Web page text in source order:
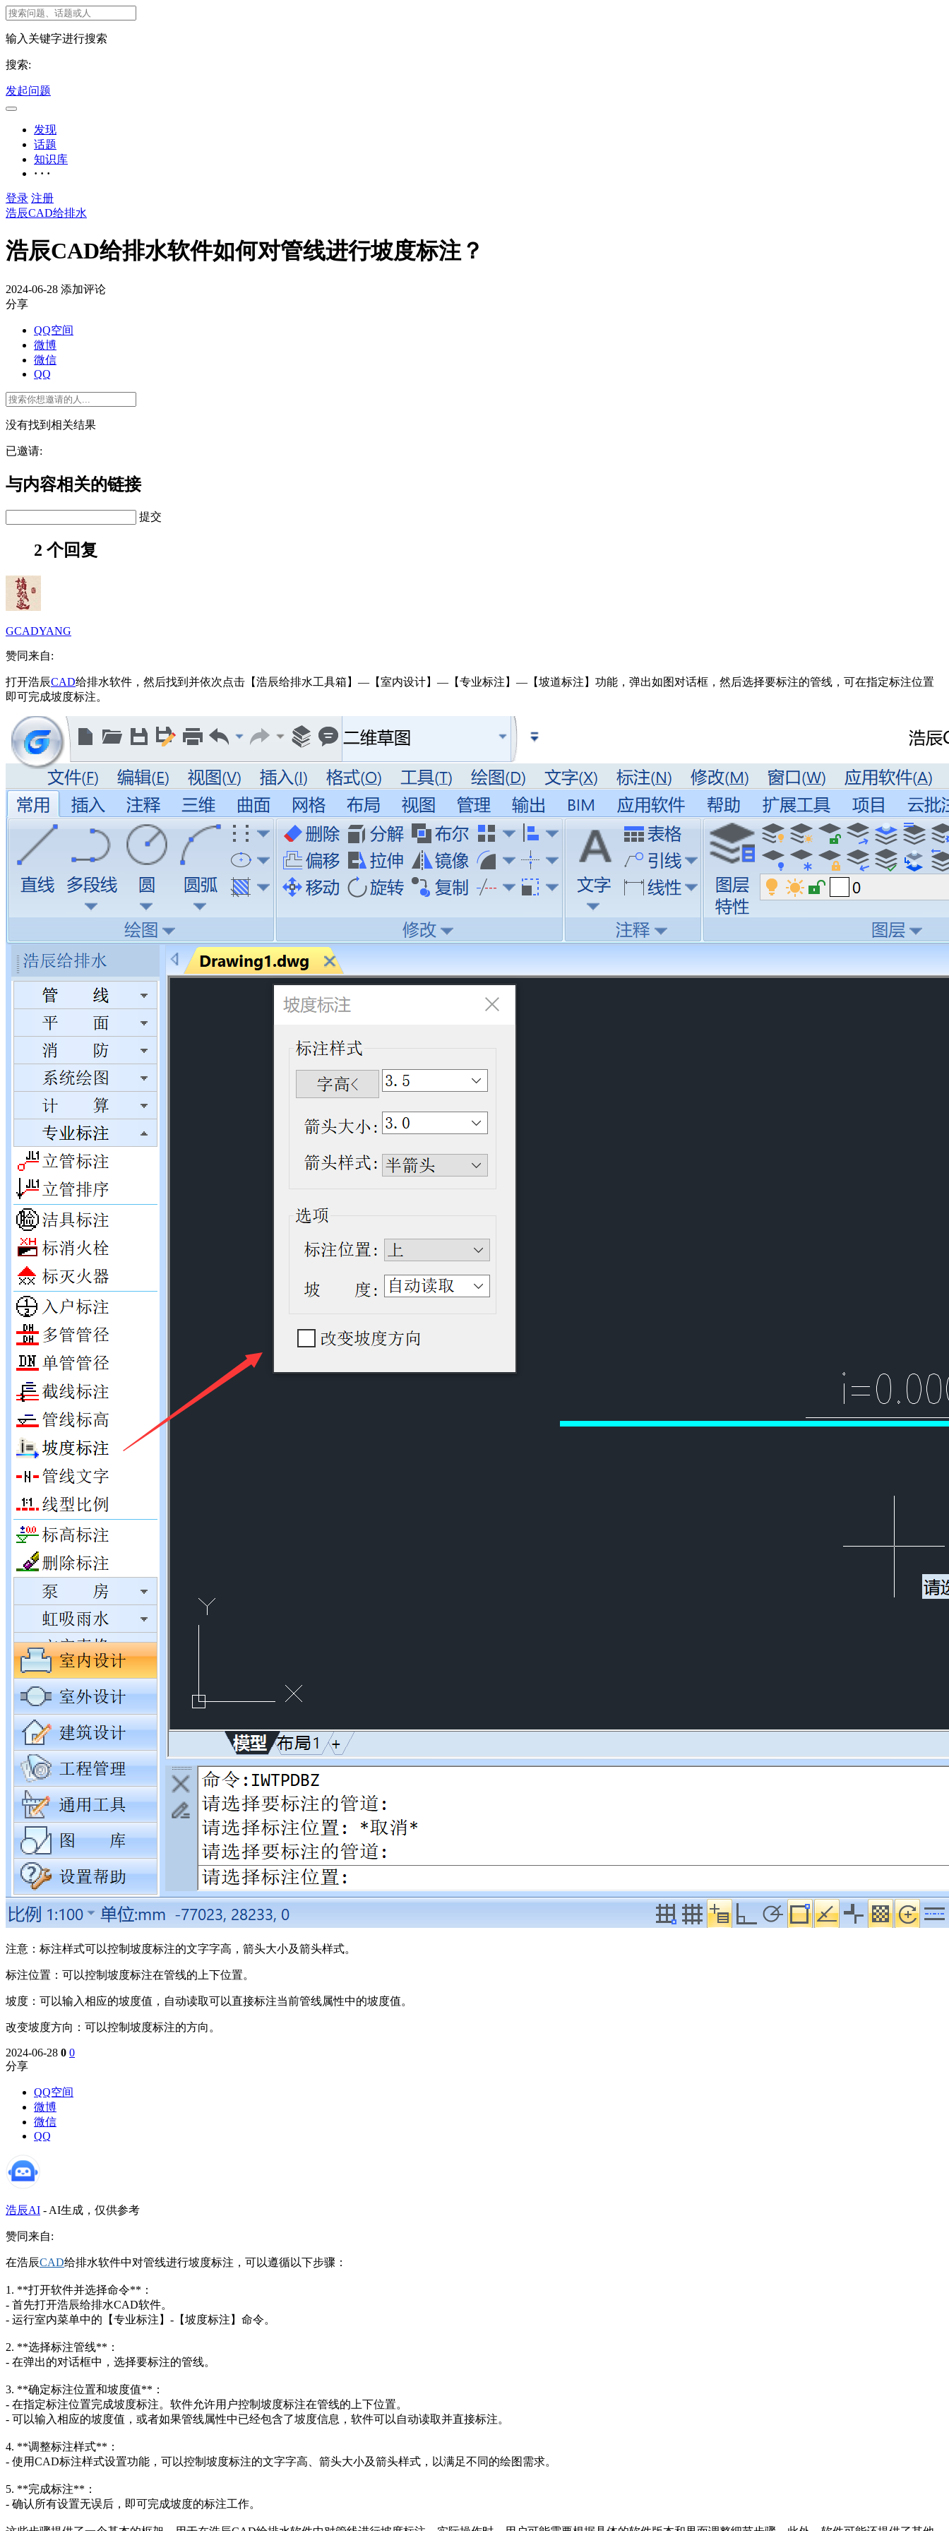
输入关键字进行搜索
搜索:
发起问题
发现
话题
知识库
· · ·
登录 注册
浩辰CAD给排水
浩辰CAD给排水软件如何对管线进行坡度标注？
2024-06-28 添加评论
分享
QQ空间
微博
微信
QQ
没有找到相关结果
已邀请:
与内容相关的链接
提交
2 个回复
GCADYANG
赞同来自:
打开浩辰CAD给排水软件，然后找到并依次点击【浩辰给排水工具箱】—【室内设计】—【专业标注】—【坡道标注】功能，弹出如图对话框，然后选择要标注的管线，可在指定标注位置
即可完成坡度标注。
注意：标注样式可以控制坡度标注的文字字高，箭头大小及箭头样式。
标注位置：可以控制坡度标注在管线的上下位置。
坡度：可以输入相应的坡度值，自动读取可以直接标注当前管线属性中的坡度值。
改变坡度方向：可以控制坡度标注的方向。
2024-06-28 0 0
分享
QQ空间
微博
微信
QQ
浩辰AI - AI生成，仅供参考
赞同来自:
在浩辰CAD给排水软件中对管线进行坡度标注，可以遵循以下步骤：
1. **打开软件并选择命令**：
- 首先打开浩辰给排水CAD软件。
- 运行室内菜单中的【专业标注】-【坡度标注】命令。
2. **选择标注管线**：
- 在弹出的对话框中，选择要标注的管线。
3. **确定标注位置和坡度值**：
- 在指定标注位置完成坡度标注。软件允许用户控制坡度标注在管线的上下位置。
- 可以输入相应的坡度值，或者如果管线属性中已经包含了坡度信息，软件可以自动读取并直接标注。
4. **调整标注样式**：
- 使用CAD标注样式设置功能，可以控制坡度标注的文字字高、箭头大小及箭头样式，以满足不同的绘图需求。
5. **完成标注**：
- 确认所有设置无误后，即可完成坡度的标注工作。